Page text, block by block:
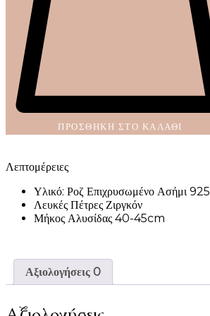
Λεπτομέρειες
Υλικό: Ροζ Επιχρυσωμένο Ασήμι 925
Λευκές Πέτρες Ζιργκόν
Μήκος Αλυσίδας 40-45cm
ΠΡΟΣΘΉΚΗ ΣΤΟ ΚΑΛΆΘΙ
Αξιολογήσεις 0